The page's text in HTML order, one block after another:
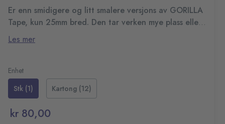
Er enn smidigere og litt smalere versjons av GORILLA
Tape, kun 25mm bred. Den tar verken mye plass eller
veier mye.
Den har de samme fantastiske egenskapene som øvrige
Gorilla Tape. Perfekt å ha med i vesken eller ryggsekken.
Slitesterk overflate som tåler det meste
Les mer
Enhet
Stk (1)
Kartong (12)
kr 80,00